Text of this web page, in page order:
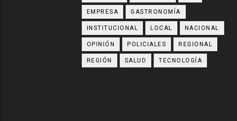
EMPRESA GASTRONOMÍA
INSTITUCIONAL LOCAL NACIONAL
OPINIÓN POLICIALES REGIONAL
REGIÓN SALUD TECNOLOGÍA